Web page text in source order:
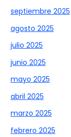
septiembre 2025
agosto 2025
julio 2025
junio 2025
mayo 2025
abril 2025
marzo 2025
febrero 2025